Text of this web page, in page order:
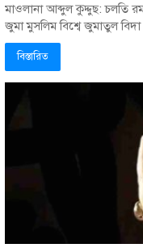
মাওলানা আব্দুল কুদ্দুছ: চলতি
জুমা মুসলিম বিশ্বে জুমাতুল
বিস্তারিত